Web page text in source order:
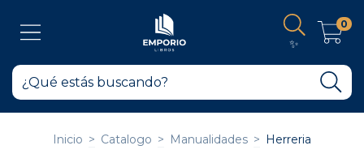
✨
0
Inicio > Catalogo > Manualidades > Herreria